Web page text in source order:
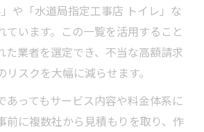
や「水道局指定工事店 トイレ」な
ています。この一覧を活用すること
た業者を選定でき、不当な高額請求
スクを大幅に減らせます。
あってもサービス内容や料金体系に
前に複数社から見積もりを取り、作